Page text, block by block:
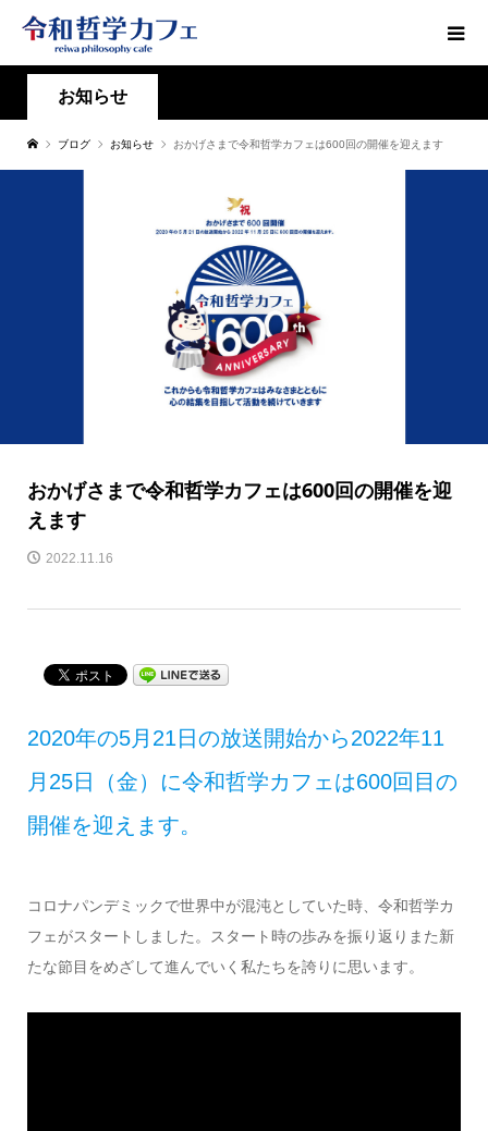
お知らせ
ブログ お知らせ おかげさまで令和哲学カフェは600回の開催を迎えます
おかげさまで令和哲学カフェは600回の開催を迎
えます
2022.11.16
2020年の5月21日の放送開始から2022年11
月25日（金）に令和哲学カフェは600回目の
開催を迎えます。
コロナパンデミックで世界中が混沌としていた時、令和哲学カ
フェがスタートしました。スタート時の歩みを振り返りまた新
たな節目をめざして進んでいく私たちを誇りに思います。